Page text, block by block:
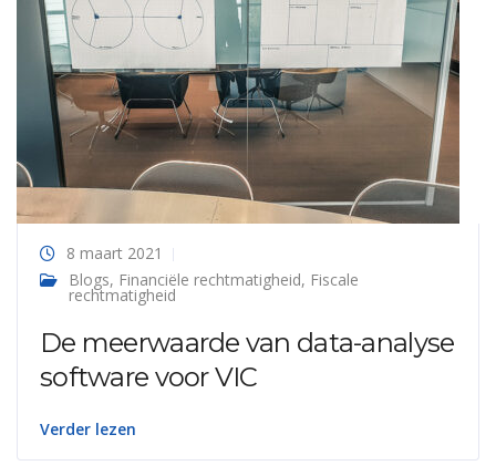
8 maart 2021
Blogs, Financiële rechtmatigheid, Fiscale
rechtmatigheid
De meerwaarde van data-analyse
software voor VIC
Verder lezen